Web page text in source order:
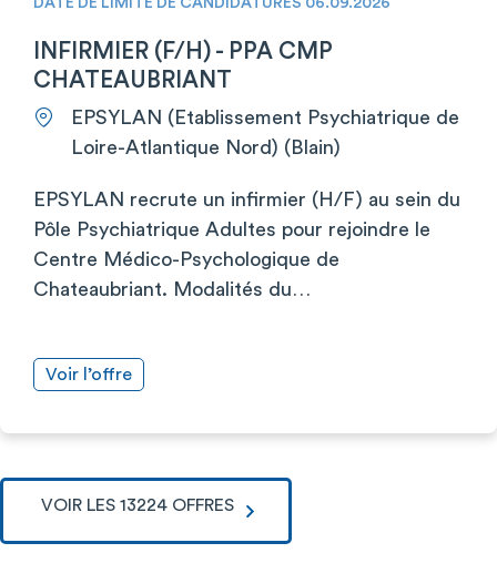
DATE DE LIMITE DE CANDIDATURES 06.09.2026
INFIRMIER (F/H) - PPA CMP
CHATEAUBRIANT
EPSYLAN (Etablissement Psychiatrique de
Loire-Atlantique Nord) (Blain)
EPSYLAN recrute un infirmier (H/F) au sein du
Pôle Psychiatrique Adultes pour rejoindre le
Centre Médico-Psychologique de
Chateaubriant. Modalités du…
Voir l’offre
VOIR LES 13224 OFFRES